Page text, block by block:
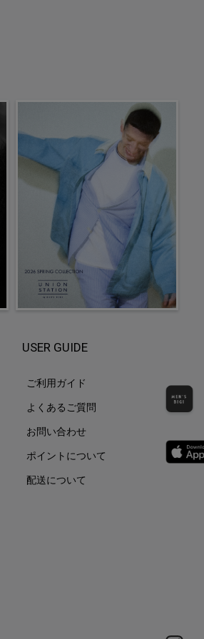
USER GUIDE
ご利用ガイド
よくあるご質問
お問い合わせ
ポイントについて
配送について